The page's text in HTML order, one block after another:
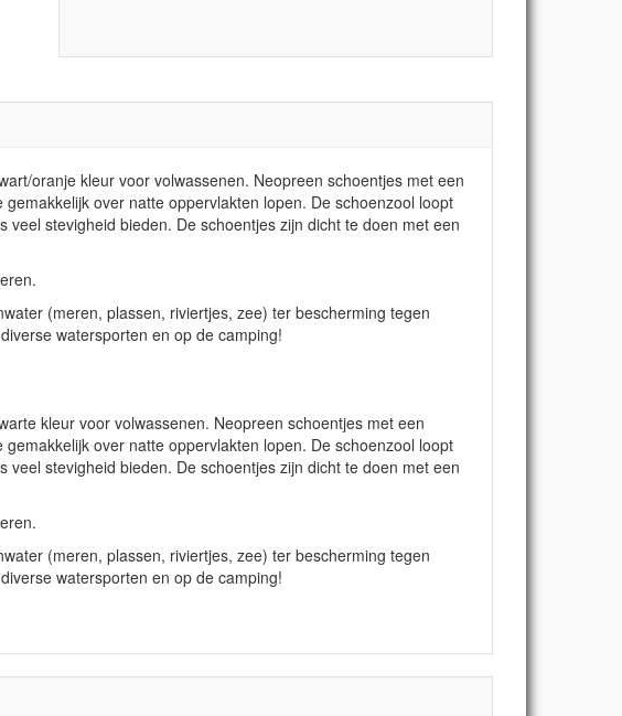
oranje kleur voor volwassenen. Neopreen schoentjes met een
over natte oppervlakten lopen. De schoenzool loopt
stevigheid bieden. De schoentjes zijn dicht te doen met een
(meren, plassen, riviertjes, zee) ter bescherming tegen
watersporten en op de camping!
kleur voor volwassenen. Neopreen schoentjes met een
over natte oppervlakten lopen. De schoenzool loopt
stevigheid bieden. De schoentjes zijn dicht te doen met een
(meren, plassen, riviertjes, zee) ter bescherming tegen
watersporten en op de camping!